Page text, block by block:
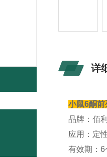
详
小鼠6酮
品牌：佰
应用：定
有效期：6